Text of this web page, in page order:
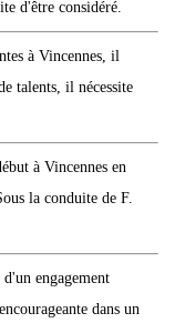
d'être considéré.
à Vincennes, il
talents, il nécessite
à Vincennes en
la conduite de F.
engagement
dans un